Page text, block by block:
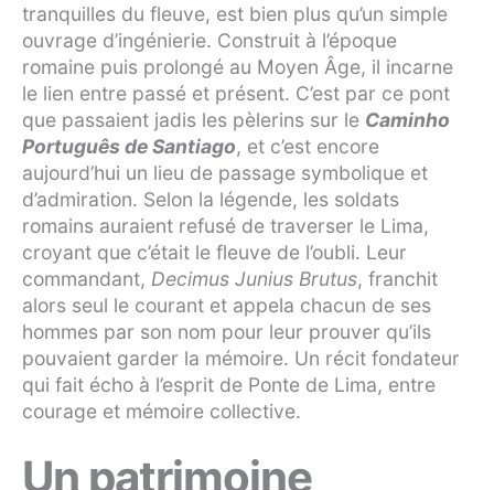
tranquilles du fleuve, est bien plus qu’un simple
ouvrage d’ingénierie. Construit à l’époque
romaine puis prolongé au Moyen Âge, il incarne
le lien entre passé et présent. C’est par ce pont
que passaient jadis les pèlerins sur le Caminho
Português de Santiago, et c’est encore
aujourd’hui un lieu de passage symbolique et
d’admiration. Selon la légende, les soldats
romains auraient refusé de traverser le Lima,
croyant que c’était le fleuve de l’oubli. Leur
commandant, Decimus Junius Brutus, franchit
alors seul le courant et appela chacun de ses
hommes par son nom pour leur prouver qu’ils
pouvaient garder la mémoire. Un récit fondateur
qui fait écho à l’esprit de Ponte de Lima, entre
courage et mémoire collective.
Un patrimoine